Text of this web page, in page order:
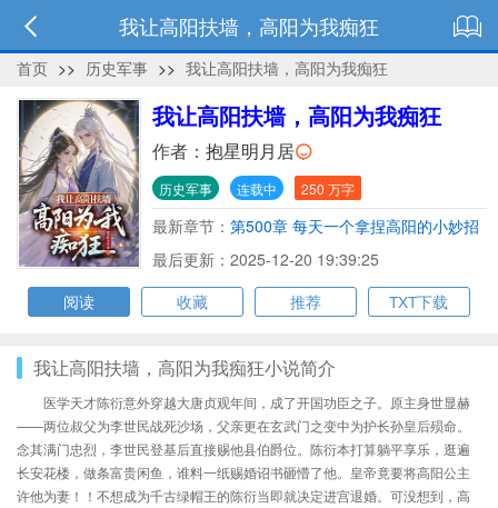
我让高阳扶墙，高阳为我痴狂
首页 >> 历史军事 >> 我让高阳扶墙，高阳为我痴狂
我让高阳扶墙，高阳为我痴狂
作者： 抱星明月居
历史军事 连载中 250 万字
最新章节： 第500章 每天一个拿捏高阳的小妙招
最后更新：2025-12-20 19:39:25
阅读
收藏 推荐 TXT下载
我让高阳扶墙，高阳为我痴狂小说简介
医学天才陈衍意外穿越大唐贞观年间，成了开国功臣之子。原主身世显赫
——两位叔父为李世民战死沙场，父亲更在玄武门之变中为护长孙皇后殒命。
念其满门忠烈，李世民登基后直接赐他县伯爵位。陈衍本打算躺平享乐，逛遍
长安花楼，做条富贵闲鱼，谁料一纸赐婚诏书砸懵了他。皇帝竟要将高阳公主
许他为妻！！不想成为千古绿帽王的陈衍当即就决定进宫退婚。可没想到，高